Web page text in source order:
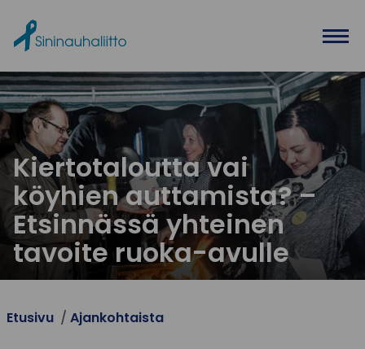
Kiertotaloutta vai
köyhien auttamista? –
Etsinnässä yhteinen
tavoite ruoka-avulle
Etusivu Ajankohtaista